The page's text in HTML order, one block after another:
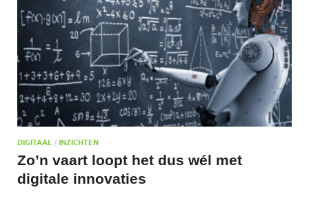
DIGITAAL / INZICHTEN
Zo’n vaart loopt het dus wél met
digitale innovaties